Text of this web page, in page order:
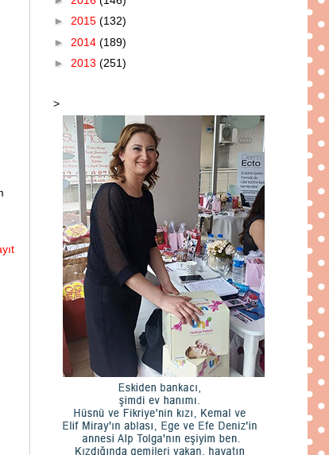
► 2015 (132)
► 2014 (189)
► 2013 (251)
>